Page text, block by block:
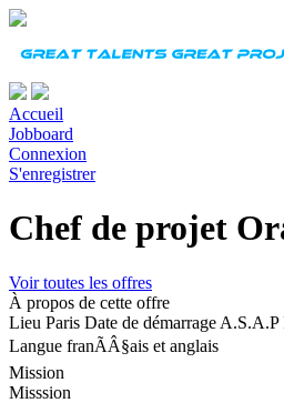
Accueil
Jobboard
Connexion
S'enregistrer
Chef de projet
Voir toutes les offres
À propos de cette offre
Lieu Paris Date de démarrage A.S.A.P
Langue franÃÂ§ais et anglais
Mission
Misssion